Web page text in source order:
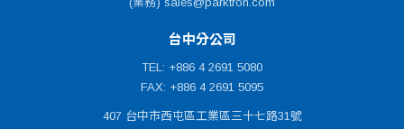
台中分公司
TEL: +886 4 2691 5080
FAX: +886 4 2691 5095
407 台中市西屯區工業區三十七路31號